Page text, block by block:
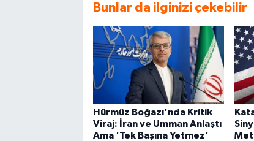
Bunlar da ilginizi çekebilir
Hürmüz Boğazı'nda Kritik
Viraj: İran ve Umman Anlaştı
Ama 'Tek Başına Yetmez'